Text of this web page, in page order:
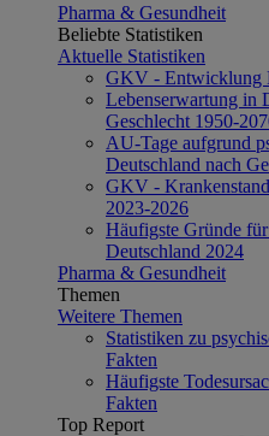
Pharma & Gesundheit
Beliebte Statistiken
Aktuelle Statistiken
GKV - Entwicklung
Lebenserwartung in
Geschlecht 1950-
AU-Tage aufgrund
Deutschland nach
GKV -
2023-2026
Häufigste Gründe
Deutschland 2024
Pharma & Gesundheit
Themen
Weitere Themen
Statistiken zu
Fakten
Häufigste
Fakten
Top Report